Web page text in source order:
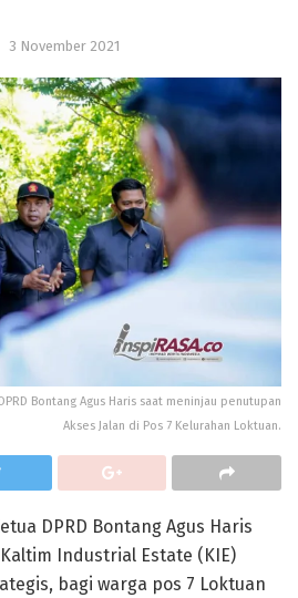
3 November 2021
Bontang Agus Haris saat meninjau penutupan
Akses Jalan di Pos 7 Kelurahan Loktuan.
DPRD Bontang Agus Haris
Industrial Estate (KIE)
bagi warga pos 7 Loktuan